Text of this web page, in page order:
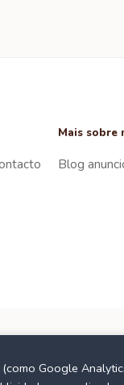
Mais sobre
Blog
Google